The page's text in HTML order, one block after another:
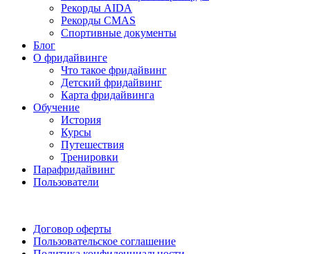
Рекорды AIDA
Рекорды CMAS
Спортивные документы
Блог
О фридайвинге
Что такое фридайвинг
Детский фридайвинг
Карта фридайвинга
Обучение
История
Курсы
Путешествия
Тренировки
Парафридайвинг
Пользователи
Договор оферты
Пользовательское соглашение